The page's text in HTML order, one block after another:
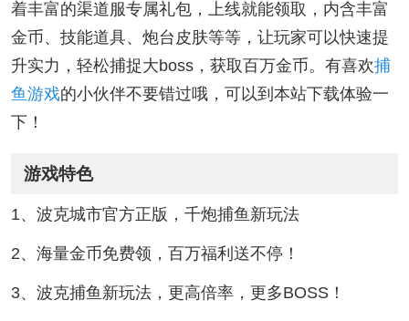
着丰富的渠道服专属礼包，上线就能领取，内含丰富
金币、技能道具、炮台皮肤等等，让玩家可以快速提
升实力，轻松捕捉大boss，获取百万金币。有喜欢捕
鱼游戏的小伙伴不要错过哦，可以到本站下载体验一
下！
游戏特色
1、波克城市官方正版，千炮捕鱼新玩法
2、海量金币免费领，百万福利送不停！
3、波克捕鱼新玩法，更高倍率，更多BOSS！